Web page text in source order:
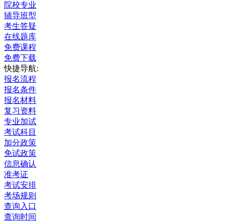
院校专业
辅导班型
考生答疑
在线题库
免费课程
免费下载
快捷导航:
报名流程
报名条件
报名材料
复习资料
专业加试
考试科目
加分政策
免试政策
信息确认
准考证
考试安排
考场规则
查询入口
查询时间